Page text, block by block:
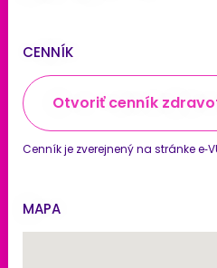
CENNÍK
Otvoriť cenník
Cenník je zverejnený na stránke
MAPA